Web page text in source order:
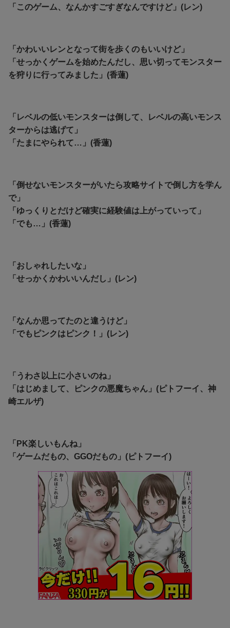
「このゲーム、なんかすごすぎなんですけど」(レン)
「かわいいレンとなって街を歩くのもいいけど」
「せっかくゲームを始めたんだし、思い切ってモンスター
を狩りに行ってみました」(香蓮)
「レベルの低いモンスターは倒して、レベルの高いモンス
ターからは逃げて」
「たまにやられて…」(香蓮)
「倒せないモンスターがいたら攻略サイトで倒し方を学ん
で」
「ゆっくりとだけど確実に経験値は上がっていって」
「でも…」(香蓮)
「おしゃれしたいな」
「せっかくかわいいんだし」(レン)
「なんか思ってたのと違うけど」
「でもピンクはピンク！」(レン)
「うわさ以上に小さいのね」
「はじめまして、ピンクの悪魔ちゃん」(ピトフーイ、神
崎エルザ)
「 PK楽しいもんね」
「ゲームだもの、GGOだもの」(ピトフーイ)